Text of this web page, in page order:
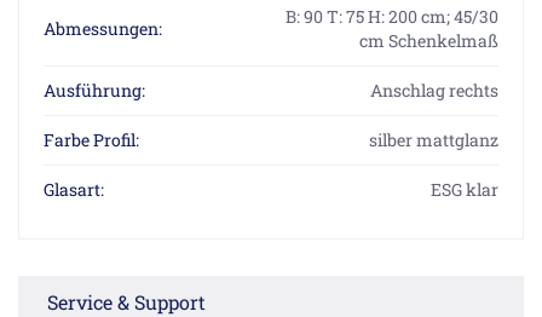
Abmessungen:
B: 90 T: 75 H: 200 cm; 45/30
cm Schenkelmaß
Ausführung: Anschlag rechts
Farbe Profil: silber mattglanz
Glasart: ESG klar
Service & Support